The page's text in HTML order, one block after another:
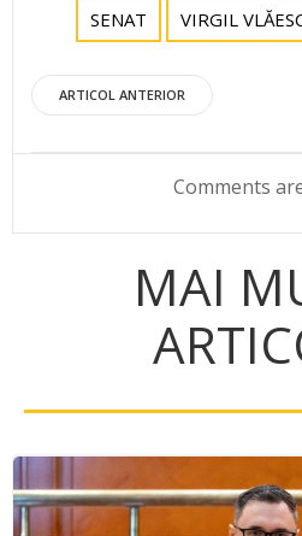
SENAT VIRGIL
Post
navigation
ARTICOL ANTERIOR
Comments
MAI